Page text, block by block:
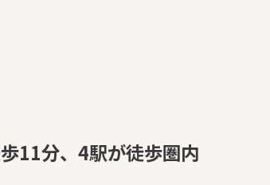
11分、4駅が徒歩圏内